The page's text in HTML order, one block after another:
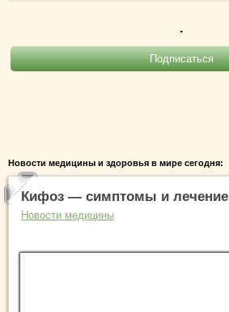
.
Новости медицины и здоровья в мире сегодня:
Кифоз — симптомы и лечение
Новости медицины